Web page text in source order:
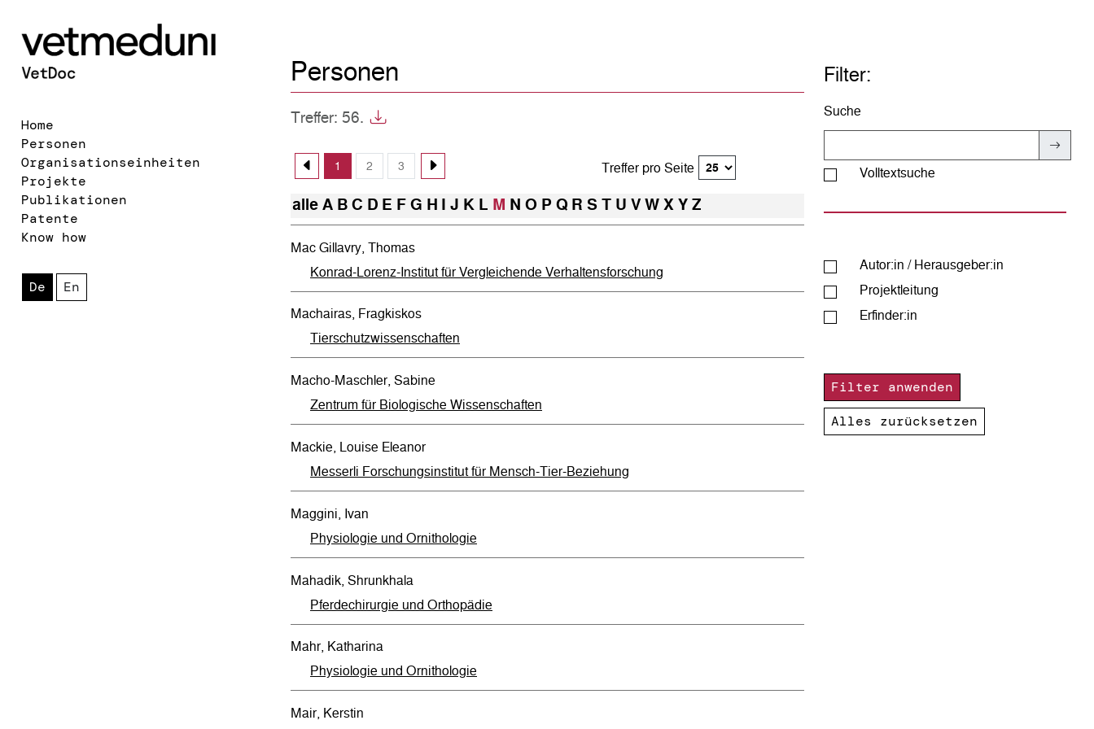
Home
Personen
Organisationseinheiten
Projekte
Publikationen
Patente
Know how
De En
Personen
Treffer: 56.
1 2 3 Treffer pro Seite
alle A B C D E F G H I J K L M N O P Q R S T U V W X Y Z
Mac Gillavry, Thomas
Konrad-Lorenz-Institut für Vergleichende Verhaltensforschung
Machairas, Fragkiskos
Tierschutzwissenschaften
Macho-Maschler, Sabine
Zentrum für Biologische Wissenschaften
Mackie, Louise Eleanor
Messerli Forschungsinstitut für Mensch-Tier-Beziehung
Maggini, Ivan
Physiologie und Ornithologie
Mahadik, Shrunkhala
Pferdechirurgie und Orthopädie
Mahr, Katharina
Physiologie und Ornithologie
Mair, Kerstin
Filter:
Suche
Volltextsuche
Autor:in / Herausgeber:in
Projekt­leitung
Erfinder:in
Filter anwenden
Alles zurücksetzen